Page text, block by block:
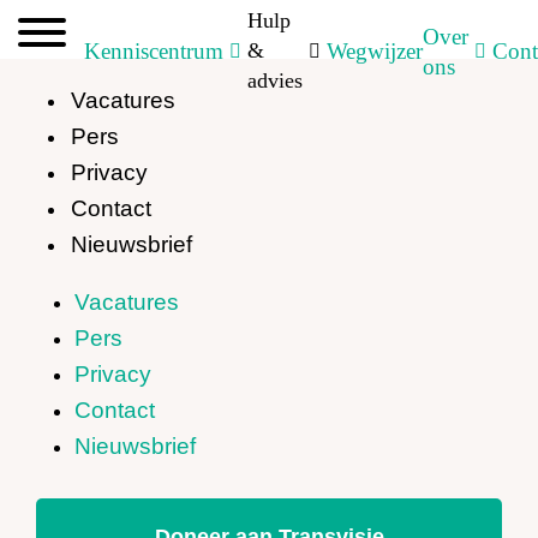
Kenniscentrum
Hulp
&
advies
Wegwijzer
Over
ons
Vacatures
Pers
Privacy
Contact
Nieuwsbrief
Vacatures
Pers
Privacy
Contact
Nieuwsbrief